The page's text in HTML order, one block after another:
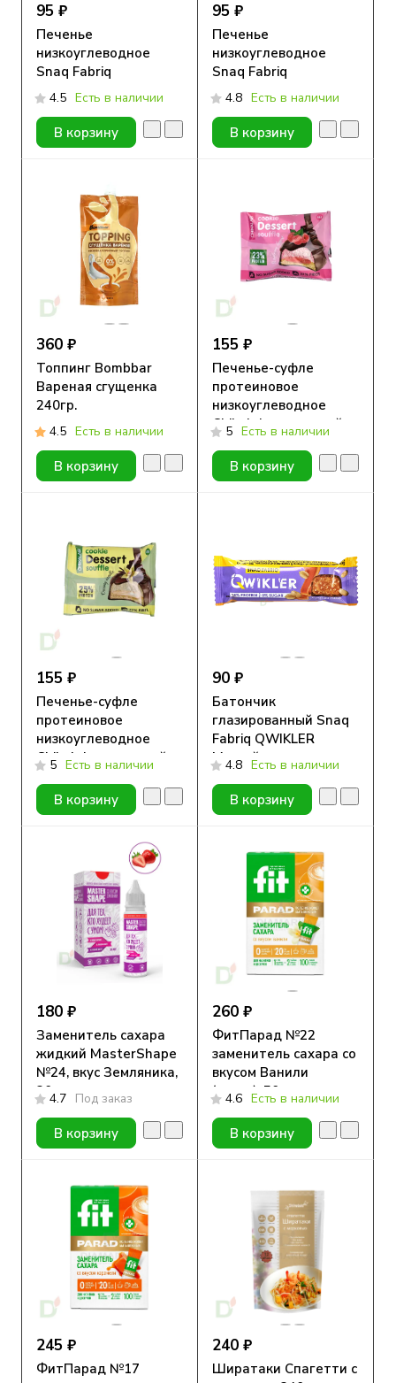
95 ₽
Печенье
низкоуглеводное
Snaq Fabriq
глазированное
Сливочное с кокосом
35гр.
4.5 Есть в наличии
В корзину
95 ₽
Печенье
низкоуглеводное
Snaq Fabriq
глазированное
Арахис с солёной
карамелью 35гр.
4.8 Есть в наличии
В корзину
360 ₽
Топпинг Bombbar
Вареная сгущенка
240гр.
4.5 Есть в наличии
В корзину
155 ₽
Печенье-суфле
протеиновое
низкоуглеводное
Chikalab с начинкой
Малиновый десерт,
55 гр.
5 Есть в наличии
В корзину
155 ₽
Печенье-суфле
протеиновое
низкоуглеводное
Chikalab с начинкой
Сливочная ваниль, 55
гр.
5 Есть в наличии
В корзину
90 ₽
Батончик
глазированный Snaq
Fabriq QWIKLER
Мягкий грильяж с
арахисом, 40 гр
4.8 Есть в наличии
В корзину
180 ₽
Заменитель сахара
жидкий MasterShape
№24, вкус Земляника,
30мл
4.7 Под заказ
В корзину
260 ₽
ФитПарад №22
заменитель сахара со
вкусом Ванили
(стики), 50гр
4.6 Есть в наличии
В корзину
245 ₽
ФитПарад №17
240 ₽
Ширатаки Спагетти с